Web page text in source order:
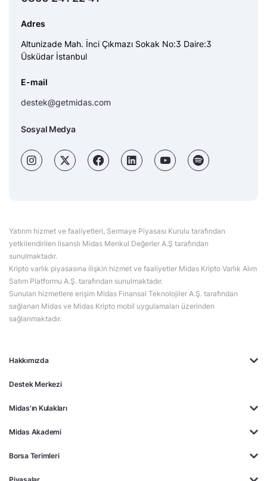
Hakkımızda
Destek Merkezi
Midas'ın Kulakları
Midas Akademi
Borsa Terimleri
Adres
Altunizade Mah. İnci Çıkmazı Sokak No:3 Daire:3
Üsküdar İstanbul
E-mail
destek@getmidas.com
Sosyal Medya
Yatırım hizmet ve faaliyetleri, Sermaye Piyasası Kurulu tarafından
yetkilendirilen lisanslı Midas Menkul Değerler A.Ş tarafından
sunulmaktadır.
Kripto varlık piyasasına ilişkin hizmet ve faaliyetler Midas Kripto Varlık Alım
Satım Platformu A.Ş. tarafından sunulmaktadır.
Sunulan hizmetlere erişim Midas Finansal Teknolojiler A.Ş. tarafından
sağlanan Midas ve Midas Kripto mobil uygulamaları üzerinden
sağlanmaktadır.